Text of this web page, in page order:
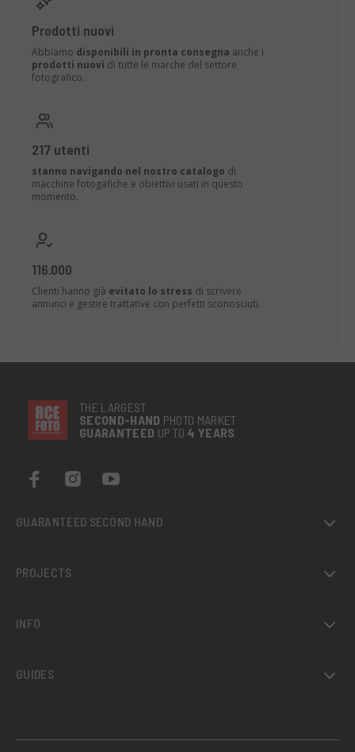
Prodotti nuovi
Abbiamo disponibili in pronta consegna anche i
prodotti nuovi di tutte le marche del settore
fotografico.
217 utenti
stanno navigando nel nostro catalogo di
macchine fotogafiche e obiettivi usati in questo
momento.
116.000
Clienti hanno già evitato lo stress di scrivere
annunci e gestire trattative con perfetti sconosciuti.
THE LARGEST
SECOND-HAND PHOTO MARKET
GUARANTEED UP TO 4 YEARS
GUARANTEED SECOND HAND
PROJECTS
INFO
GUIDES